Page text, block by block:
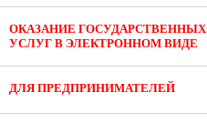
ОКАЗАНИЕ ГОСУДАРСТВЕННЫХ
УСЛУГ В ЭЛЕКТРОННОМ ВИДЕ
ДЛЯ ПРЕДПРИНИМАТЕЛЕЙ